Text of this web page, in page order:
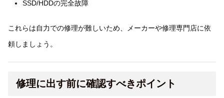
SSD/HDDの完全故障
これらは自力での修理が難しいため、メーカーや修理専門店に依
頼しましょう。
修理に出す前に確認すべきポイント